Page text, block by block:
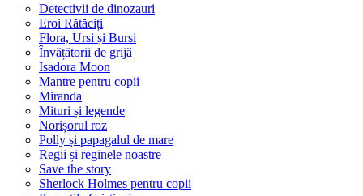
Detectivii de dinozauri
Eroi Rătăciți
Flora, Ursi și Bursi
Învățătorii de grijă
Isadora Moon
Mantre pentru copii
Miranda
Mituri și legende
Norișorul roz
Polly și papagalul de mare
Regii și reginele noastre
Save the story
Sherlock Holmes pentru copii